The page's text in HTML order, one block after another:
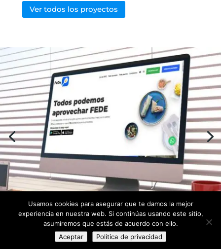
Ver todos los proyectos
© 2024 XUBIUM
Usamos cookies para asegurar que te damos la mejor
experiencia en nuestra web. Si continúas usando este sitio,
asumiremos que estás de acuerdo con ello.
Aceptar
Política de privacidad